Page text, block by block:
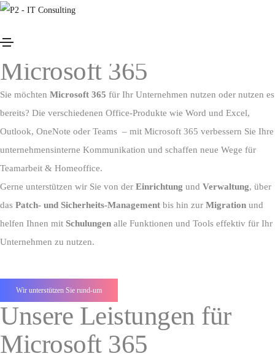
Microsoft 365
Microsoft 365
Sie möchten Microsoft 365 für Ihr Unternehmen nutzen oder nutzen es
bereits? Die verschiedenen Office-Produkte wie Word und Excel,
Outlook, OneNote oder Teams – mit Microsoft 365 verbessern Sie Ihre
unternehmensinterne Kommunikation und schaffen neue Wege für
Teamarbeit & Homeoffice.
Gerne unterstützen wir Sie von der Einrichtung und Verwaltung, über
das Patch- und Sicherheits-Management bis hin zur Migration und
helfen Ihnen mit Schulungen alle Funktionen und Tools effektiv für Ihr
Unternehmen zu nutzen.
Wir unterstützen Sie rund-um
Unsere Leistungen für
Microsoft 365